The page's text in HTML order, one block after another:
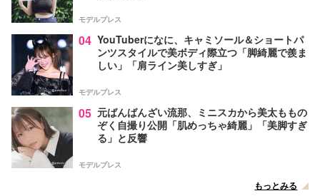
モデルプレス
04 YouTuberになに、キャミソール＆ショートパ
ンツスタイルで美ボディ際立つ「脚綺麗で羨ま
しい」「肩ライン美しすぎ」
モデルプレス
05 元ばんばんざい流那、ミニスカから美太ももの
ぞく自撮り公開「肌めっちゃ綺麗」「美脚すぎ
る」と反響
モデルプレス
もっとみる